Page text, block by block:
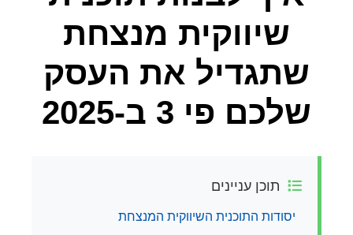
שיווקית מנצחת
שתגדיל את העסק
שלכם פי 3 ב-2025
תוכן עניינים
יסודות התוכנית השיווקית המנצחת